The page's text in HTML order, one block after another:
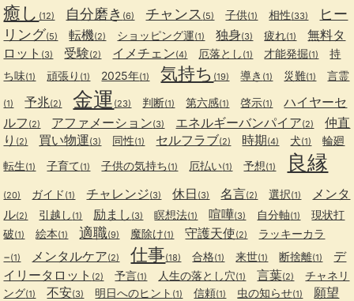
癒し (12) 自分磨き (6) チャンス (5) 子供(1) 相性(33)
ヒー
リング(5) 転機(2) ショッピング運(1) 独身(3) 疲れ(1)
無料タ
ロット (3) 受験(2) イメチェン(4) 厄落とし (1) 才能発掘(1)
持
ち味(1) 頑張り (1) 2025年(1) 気持ち (19) 導き (1) 災難(1) 言霊
(1) 予兆(2) 金運 (23) 判断(1) 第六感(1) 啓示(1)
ハイヤーセ
ルフ (2) アファメーション(3) エネルギーバンパイア(2)
仲直
り (2) 買い物運(3) 同性(1) セルフラブ(2) 時期(4) 犬(1)
輪廻
転生(1) 子育て(1) 子供の気持ち(1) 厄払い(1) 予想(1) 良縁
(20) ガイド (1) チャレンジ(3) 休日 (3) 名言(2) 選択(1)
メンタ
ル(2) 引越し (1) 励まし (3) 瞑想法(1) 喧嘩(3) 自分軸(1)
現状打
破(1) 絵本(1) 適職(9) 魔除け(1) 守護天使(2)
ラッキーカラ
−(1) メンタルケア(2) 仕事(18) 合格(1) 来世(1) 断捨離(1)
デ
イリータロット (2) 予言(1) 人生の落とし穴(1) 言葉(2)
チャネリ
ング(1) 不安(3) 明日へのヒント (1) 信頼(1) 虫の知らせ(1) 願望